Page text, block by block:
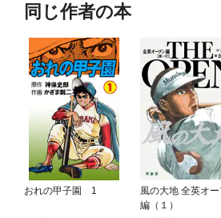
同じ作者の本
おれの甲子園 1
風の大地 全英オー
編（１）